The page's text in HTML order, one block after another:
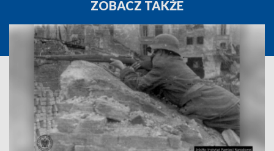
ZOBACZ TAKŻE